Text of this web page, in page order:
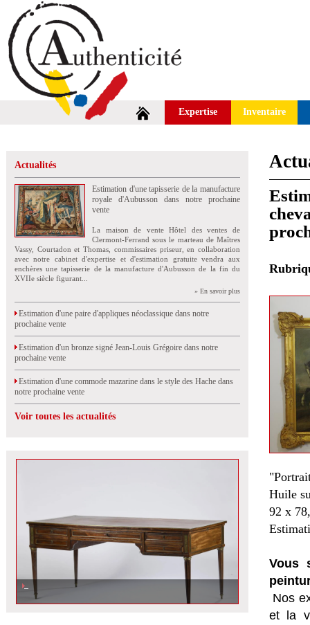
Expertise Inventaire
Actualités
Estimation d'une tapisserie de la manufacture
royale d'Aubusson dans notre prochaine
vente
La maison de vente Hôtel des ventes de
Clermont-Ferrand sous le marteau de Maîtres
Vassy, Courtadon et Thomas, commissaires priseur, en collaboration
avec notre cabinet d'expertise et d'estimation gratuite vendra aux
enchères une tapisserie de la manufacture d'Aubusson de la fin du
XVIIe siècle figurant...
» En savoir plus
Estimation d'une paire d'appliques néoclassique dans notre
prochaine vente
Estimation d'un bronze signé Jean-Louis Grégoire dans notre
prochaine vente
Estimation d'une commode mazarine dans le style des Hache dans
notre prochaine vente
Voir toutes les actualités
Huile
92 x
Vous
Nos
et la